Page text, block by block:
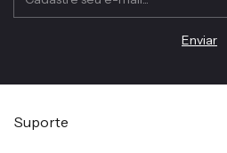
Suporte